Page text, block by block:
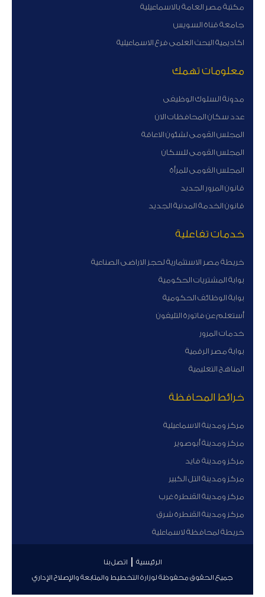
مكتبة مصر العامة بالاسماعيلية
جامعة قناة السويس
اكاديمية البحث العلمى فرع الاسماعيلية
معلومات تهمك
مدونة السلوك الوظيفى
عدد سكان المحافظات الان
المجلس القومى لشئون الاعاقة
المجلس القومى للسكان
المجلس القومى للمرأة
قانون المرور الجديد
قانون الخدمة المدنية الجديد
خدمات تفاعلية
خريطة مصر الاستثمارية لحجز الاراضى الصناعية
بوابة المشتريات الحكومية
بوابة الوظائف الحكومية
أستعلم عن فاتورة التليفون
خدمات المرور
بوابة مصر الرقمية
المناهج التعليمية
خرائط المحافظة
مركز ومدينة الاسماعيلية
مركز ومدينة أبوصوير
مركز ومدينة فايد
مركز ومدينة التل الكبير
مركز ومدينة القنطرة غرب
مركز ومدينة القنطرة شرق
خريطة لمحافظة لاسماعلية
الرئيسية
اتصل بنا
جميع الحقوق محفوظة لوزارة التخطيط والمتابعة والإصلاح الإداري